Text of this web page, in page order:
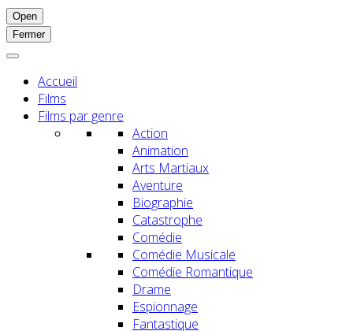
Open
Fermer
Accueil
Films
Films par genre
Action
Animation
Arts Martiaux
Aventure
Biographie
Catastrophe
Comédie
Comédie Musicale
Comédie Romantique
Drame
Espionnage
Fantastique